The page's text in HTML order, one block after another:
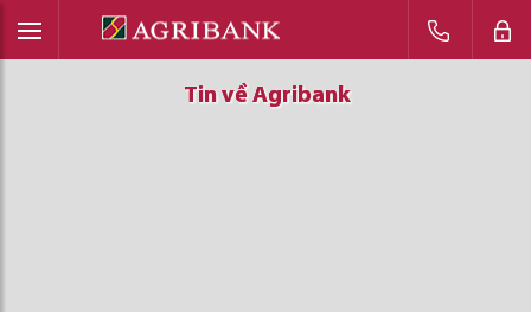
Tin về Agribank
Tin về Agribank
Tin về Agribank